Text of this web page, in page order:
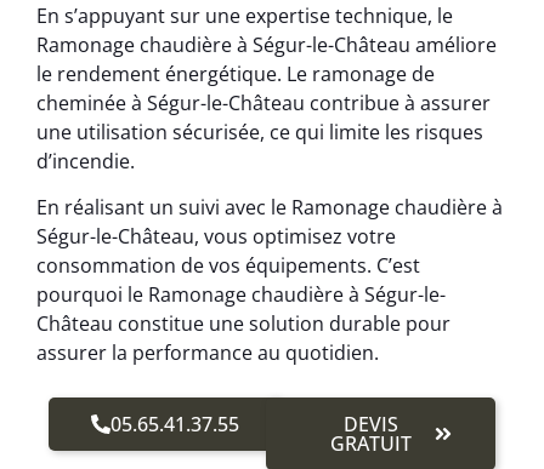
En s’appuyant sur une expertise technique, le
Ramonage chaudière à Ségur-le-Château améliore
le rendement énergétique. Le ramonage de
cheminée à Ségur-le-Château contribue à assurer
une utilisation sécurisée, ce qui limite les risques
d’incendie.
En réalisant un suivi avec le Ramonage chaudière à
Ségur-le-Château, vous optimisez votre
consommation de vos équipements. C’est
pourquoi le Ramonage chaudière à Ségur-le-
Château constitue une solution durable pour
assurer la performance au quotidien.
05.65.41.37.55 DEVIS
GRATUIT